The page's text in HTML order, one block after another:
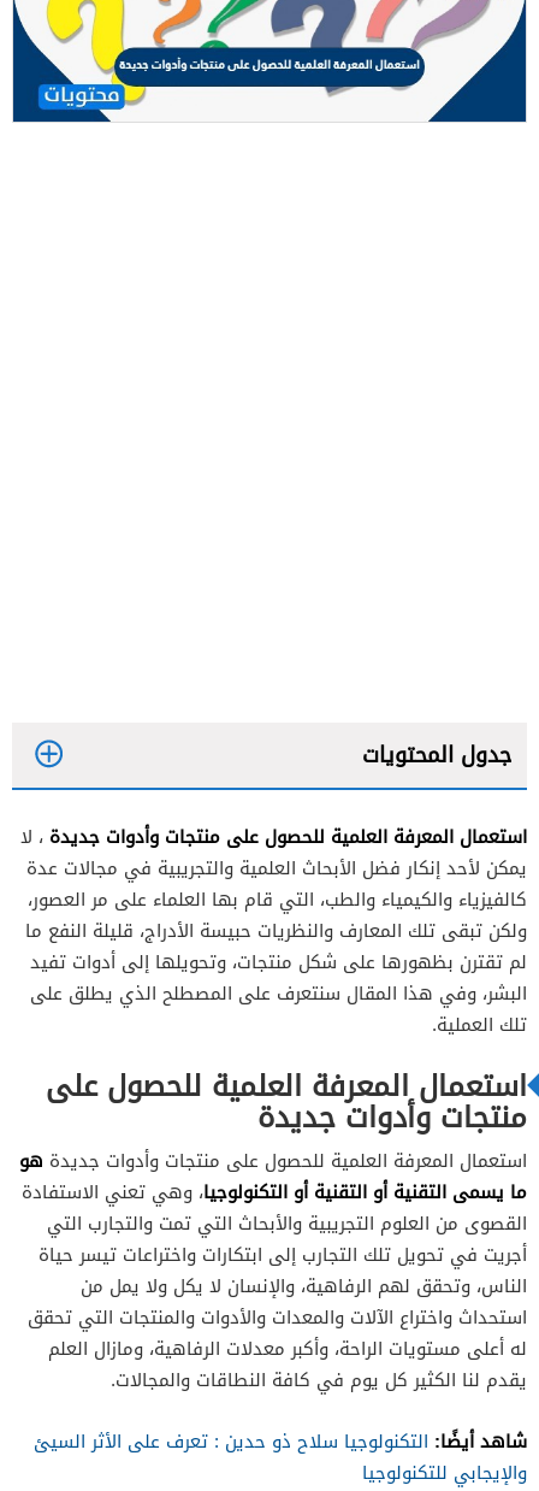
جدول المحتويات
استعمال المعرفة العلمية للحصول على منتجات وأدوات جديدة ، لا
يمكن لأحد إنكار فضل الأبحاث العلمية والتجريبية في مجالات عدة
كالفيزياء والكيمياء والطب، التي قام بها العلماء على مر العصور،
ولكن تبقى تلك المعارف والنظريات حبيسة الأدراج، قليلة النفع ما
لم تقترن بظهورها على شكل منتجات، وتحويلها إلى أدوات تفيد
البشر، وفي هذا المقال سنتعرف على المصطلح الذي يطلق على
تلك العملية.
استعمال المعرفة العلمية للحصول على
منتجات وأدوات جديدة
استعمال المعرفة العلمية للحصول على منتجات وأدوات جديدة هو
ما يسمى التقنية أو التقنية أو التكنولوجيا، وهي تعني الاستفادة
القصوى من العلوم التجريبية والأبحاث التي تمت والتجارب التي
أجريت في تحويل تلك التجارب إلى ابتكارات واختراعات تيسر حياة
الناس، وتحقق لهم الرفاهية، والإنسان لا يكل ولا يمل من
استحداث واختراع الآلات والمعدات والأدوات والمنتجات التي تحقق
له أعلى مستويات الراحة، وأكبر معدلات الرفاهية، ومازال العلم
يقدم لنا الكثير كل يوم في كافة النطاقات والمجالات.
شاهد أيضًا: التكنولوجيا سلاح ذو حدين : تعرف على الأثر السيئ
والإيجابي للتكنولوجيا